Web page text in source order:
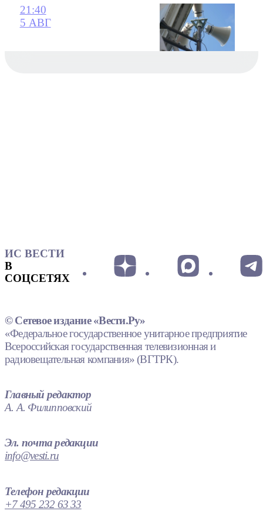
21:40
5 АВГ
ИС ВЕСТИ
В
СОЦСЕТЯХ
© Сетевое издание «Вести.Ру»
«Федеральное государственное унитарное предприятие
Всероссийская государственная телевизионная и
радиовещательная компания» (ВГТРК).
Главный редактор
А. А. Филипповский
Эл. почта редакции
info@vesti.ru
Телефон редакции
+7 495 232 63 33